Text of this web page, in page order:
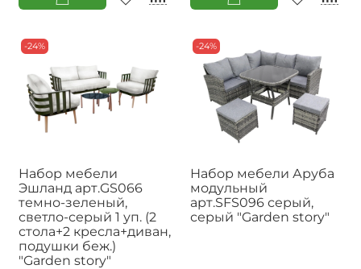
-24%
Набор мебели
Эшланд арт.GS066
темно-зеленый,
светло-серый 1 уп. (2
стола+2 кресла+диван,
подушки беж.)
"Garden story"
-24%
Набор мебели Аруба
модульный
арт.SFS096 серый,
серый "Garden story"